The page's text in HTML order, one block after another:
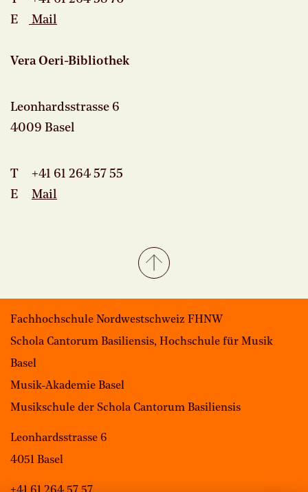
E
Mail
Vera Oeri-Bibliothek
Leonhardsstrasse 6
4009 Basel
T +41 61 264 57 55
E Mail
Fachhochschule Nordwestschweiz FHNW
Schola Cantorum Basiliensis, Hochschule für Musik
Basel
Musik-Akademie Basel
Musikschule der Schola Cantorum Basiliensis
Leonhardsstrasse 6
4051 Basel